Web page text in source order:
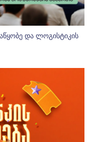
და ლოგისტიკის